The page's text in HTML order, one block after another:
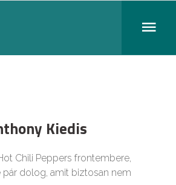
Kiedis
Chili Peppers frontembere,
pár dolog, amit biztosan nem